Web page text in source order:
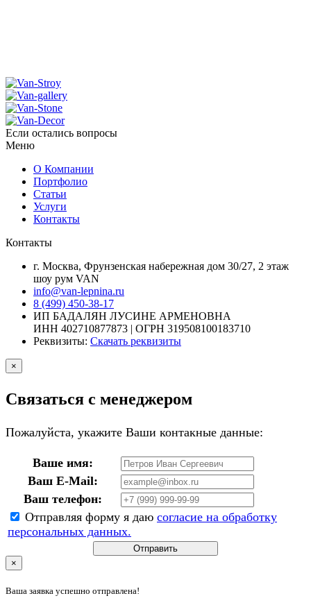
Если остались вопросы
Меню
О Компании
Портфолио
Статьи
Услуги
Контакты
Контакты
г. Москва, Фрунзенская набережная дом 30/27, 2 этаж
шоу рум VAN
info@van-lepnina.ru
8 (499) 450-38-17
ИП БАДАЛЯН ЛУСИНЕ АРМЕНОВНА
ИНН 402710877873 | ОГРН 319508100183710
Реквизиты: Скачать реквизиты
×
Связаться с менеджером
Пожалуйста, укажите Ваши контакные данные:
Ваше имя:
Ваш E-Mail:
Ваш телефон:
Отправляя форму я даю согласие на обработку
персональных данных.
Отправить
×
Ваша заявка успешно отправлена!